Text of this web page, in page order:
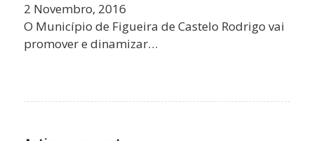
2 Novembro, 2016
O Município de Figueira de Castelo Rodrigo vai
promover e dinamizar…